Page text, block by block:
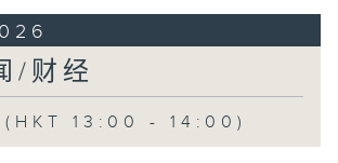
/财经
13:00 - 14:00)